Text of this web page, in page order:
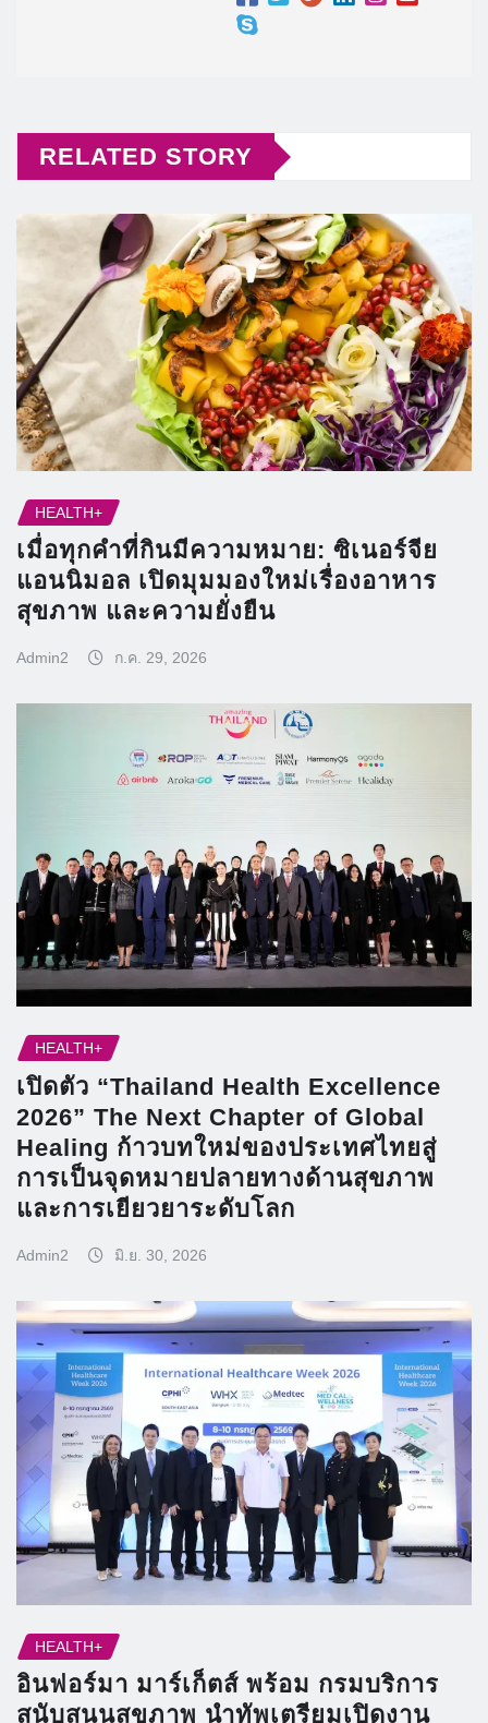
RELATED STORY
HEALTH+
เมื่อทุกคำที่กินมีความหมาย: ซิเนอร์จีย
แอนนิมอล เปิดมุมมองใหม่เรื่องอาหาร
สุขภาพ และความยั่งยืน
Admin2 ก.ค. 29, 2026
HEALTH+
เปิดตัว “Thailand Health Excellence
2026” The Next Chapter of Global
Healing ก้าวบทใหม่ของประเทศไทยสู่
การเป็นจุดหมายปลายทางด้านสุขภาพ
และการเยียวยาระดับโลก
Admin2 มิ.ย. 30, 2026
HEALTH+
อินฟอร์มา มาร์เก็ตส์ พร้อม กรมบริการ
สนับสนุนสุขภาพ นำทัพเตรียมเปิดงาน